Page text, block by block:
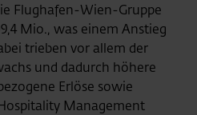
Flughafen-Wien-Gruppe
Mio., was einem Anstieg
trieben vor allem der
und dadurch höhere
Erlöse sowie
Management